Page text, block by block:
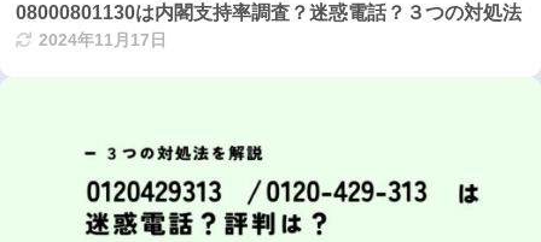
08000801130は内閣支持率調査？迷惑電話？３つの対処法
2024年11月17日